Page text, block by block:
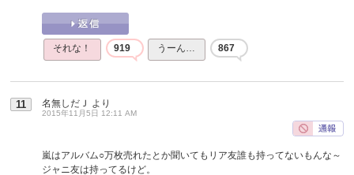
それな！ 919 うーん… 867
11 名無しだＪ より
2015年11月5日 12:11 AM
嵐はアルバム○万枚売れたとか聞いてもリア友誰も持ってないもんな～
ジャニ友は持ってるけど。